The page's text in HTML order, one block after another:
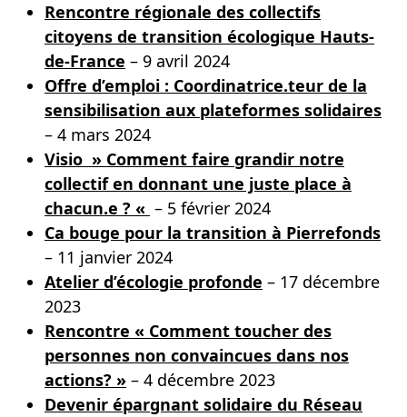
Rencontre régionale des collectifs
citoyens de transition écologique Hauts-
de-France – 9 avril 2024
Offre d’emploi : Coordinatrice.teur de la
sensibilisation aux plateformes solidaires
– 4 mars 2024
Visio » Comment faire grandir notre
collectif en donnant une juste place à
chacun.e ? « – 5 février 2024
Ca bouge pour la transition à Pierrefonds
– 11 janvier 2024
Atelier d’écologie profonde – 17 décembre
2023
Rencontre « Comment toucher des
personnes non convaincues dans nos
actions? » – 4 décembre 2023
Devenir épargnant solidaire du Réseau